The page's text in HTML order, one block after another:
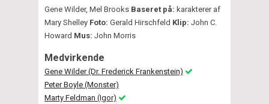
Gene Wilder, Mel Brooks Baseret på: karakterer af
Mary Shelley Foto: Gerald Hirschfeld Klip: John C.
Howard Mus: John Morris
Medvirkende
Gene Wilder (Dr. Frederick Frankenstein)
Peter Boyle (Monster)
Marty Feldman (Igor)